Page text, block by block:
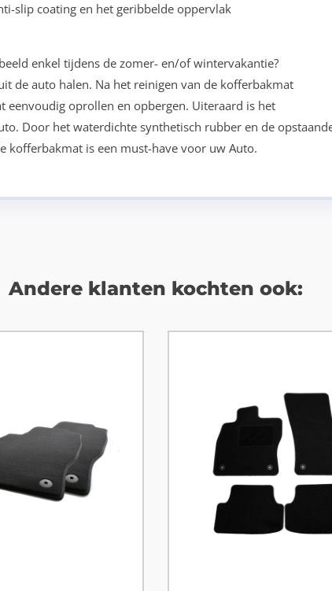
slip coating en het geribbelde oppervlak
enkel tijdens de zomer- en/of wintervakantie?
de auto halen. Na het reinigen van de kofferbakmat
oprollen en opbergen. Uiteraard is het
Door het waterdichte synthetisch rubber en de
kofferbakmat is een must-have voor uw Auto.
Andere klanten kochten ook: